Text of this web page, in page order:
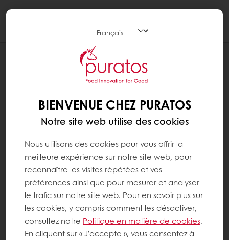
RECETTES
BAGUETTE VITA+
BIENVENUE CHEZ PURATOS
Notre site web utilise des cookies
Nous utilisons des cookies pour vous offrir la
meilleure expérience sur notre site web, pour
reconnaître les visites répétées et vos
préférences ainsi que pour mesurer et analyser
le trafic sur notre site web. Pour en savoir plus sur
les cookies, y compris comment les désactiver,
consultez notre Politique en matière de cookies.
En cliquant sur « J'accepte », vous consentez à